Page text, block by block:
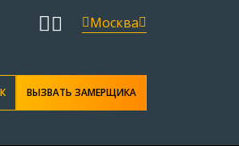
Москва
ВЫЗВАТЬ ЗАМЕРЩИКА